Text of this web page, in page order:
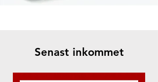
Senast inkommet